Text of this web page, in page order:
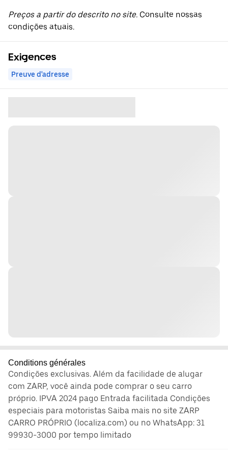
Preços a partir do descrito no site. Consulte nossas
condições atuais.
Exigences
Preuve d'adresse
Conditions générales
Condições exclusivas. Além da facilidade de alugar
com ZARP, você ainda pode comprar o seu carro
próprio. IPVA 2024 pago Entrada facilitada Condições
especiais para motoristas Saiba mais no site ZARP
CARRO PRÓPRIO (localiza.com) ou no WhatsApp: 31
99930-3000 por tempo limitado